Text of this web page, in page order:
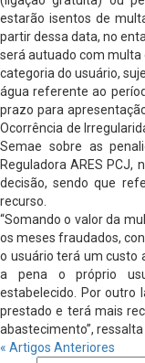
estarão isentos de
partir dessa data, no
será autuado com multa
categoria do usuário,
água referente ao
prazo para
Ocorrência de
Semae sobre as
Reguladora ARES PCJ,
decisão, sendo que
recurso.
“Somando o valor da
os meses fraudados,
o usuário terá um custo
a pena o próprio
estabelecido. Por outro
prestado e terá mais
abastecimento”,
« Artigos Anteriores